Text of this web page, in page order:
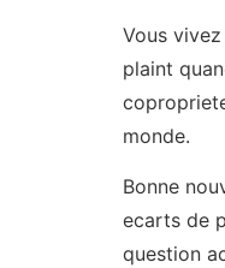
Vous
plaint
monde.
Bonne
ecarts de
question